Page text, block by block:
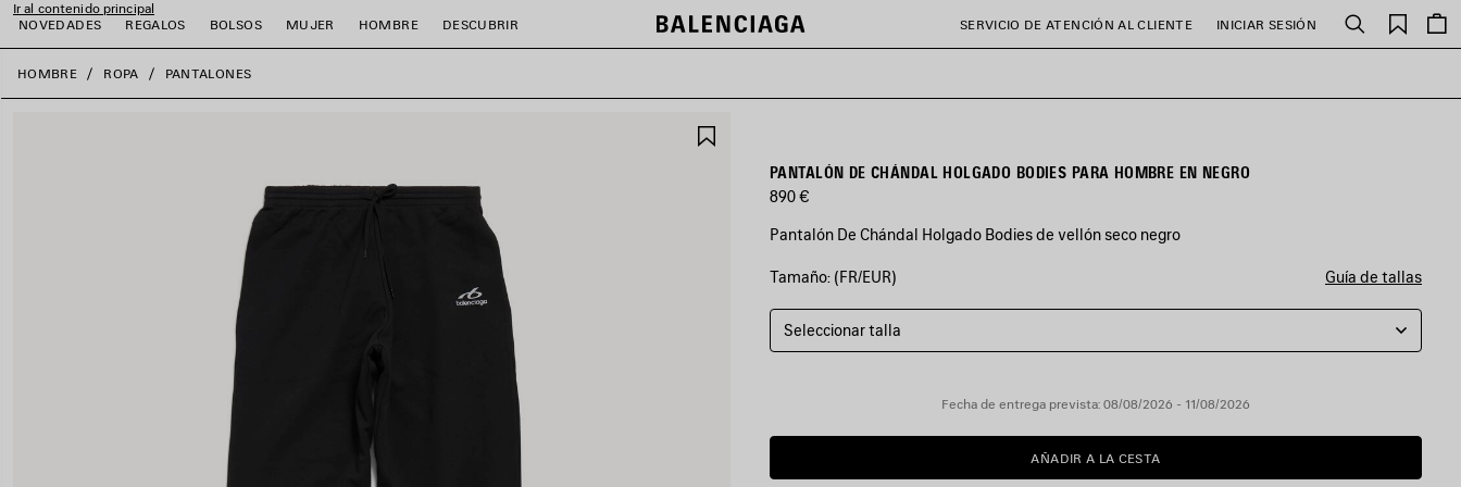
Ir al contenido principal
NOVEDADES
REGALOS BOLSOS MUJER HOMBRE DESCUBRIR SERVICIO DE ATENCIÓN AL CLIENTE INICIAR SESIÓN Buscar
close the banner
HOMBRE ROPA PANTALONES
FAVORITOSPANTALÓN DE CHÁNDAL HOLGADO BODIES PARA HOMBRE EN NEGRO
890 €
Pantalón De Chándal Holgado Bodies de vellón seco negro
COLORES
NEGRO
Negro
Tamaño: (FR/EUR) Guía de tallas
Seleccionar talla
Fecha de entrega prevista: 08/08/2026 - 11/08/2026
AÑADIR
A
AÑADIR A LA CESTA
POR
FAVOR,